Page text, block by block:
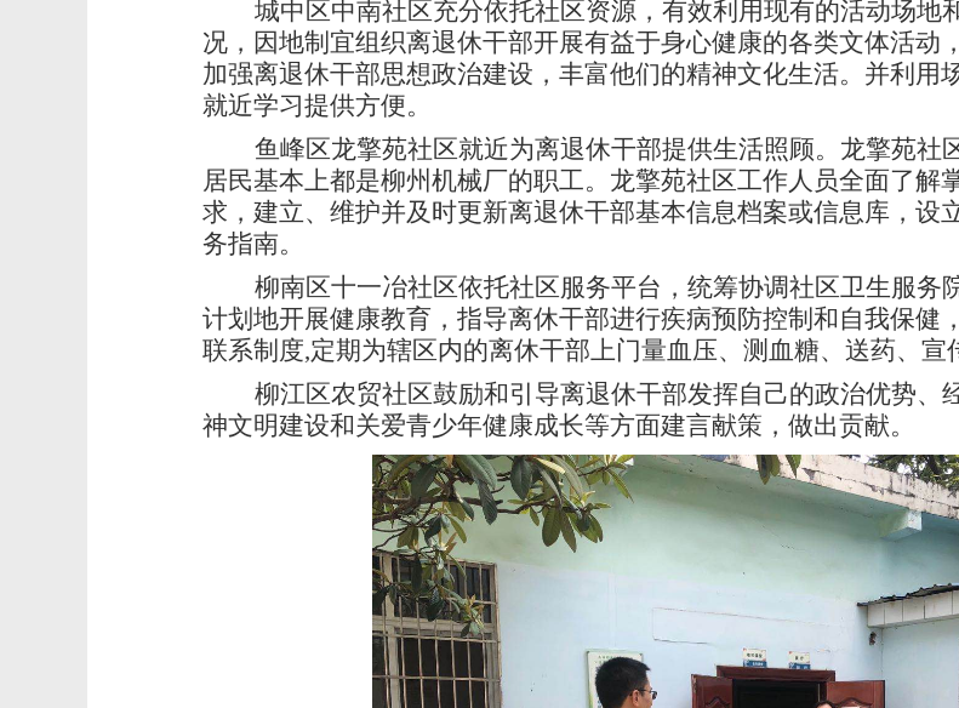
城中区中南社区充分依托社区资源，有效利用现有的活动场地
况，因地制宜组织离退休干部开展有益于身心健康的各类文体活动
加强离退休干部思想政治建设，丰富他们的精神文化生活。并利用
就近学习提供方便。
鱼峰区龙擎苑社区就近为离退休干部提供生活照顾。龙擎苑社
居民基本上都是柳州机械厂的职工。龙擎苑社区工作人员全面了解
求，建立、维护并及时更新离退休干部基本信息档案或信息库，设
务指南。
柳南区十一冶社区依托社区服务平台，统筹协调社区卫生服务
计划地开展健康教育，指导离休干部进行疾病预防控制和自我保健
联系制度,定期为辖区内的离休干部上门量血压、测血糖、送药、宣
柳江区农贸社区鼓励和引导离退休干部发挥自己的政治优势、
神文明建设和关爱青少年健康成长等方面建言献策，做出贡献。